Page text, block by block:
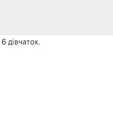
дівчаток.